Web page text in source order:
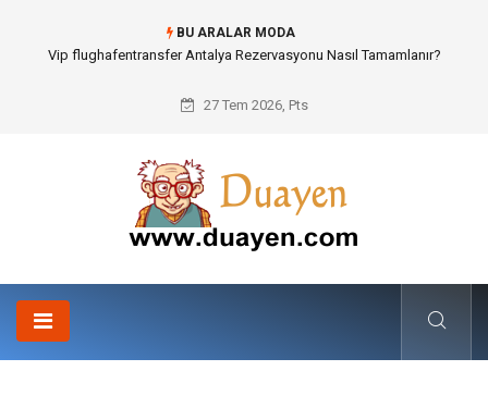
BU ARALAR MODA
Osb Sandık ve Endüstriyel Makine Parçalarının Modüler Transferi
27 Tem 2026, Pts